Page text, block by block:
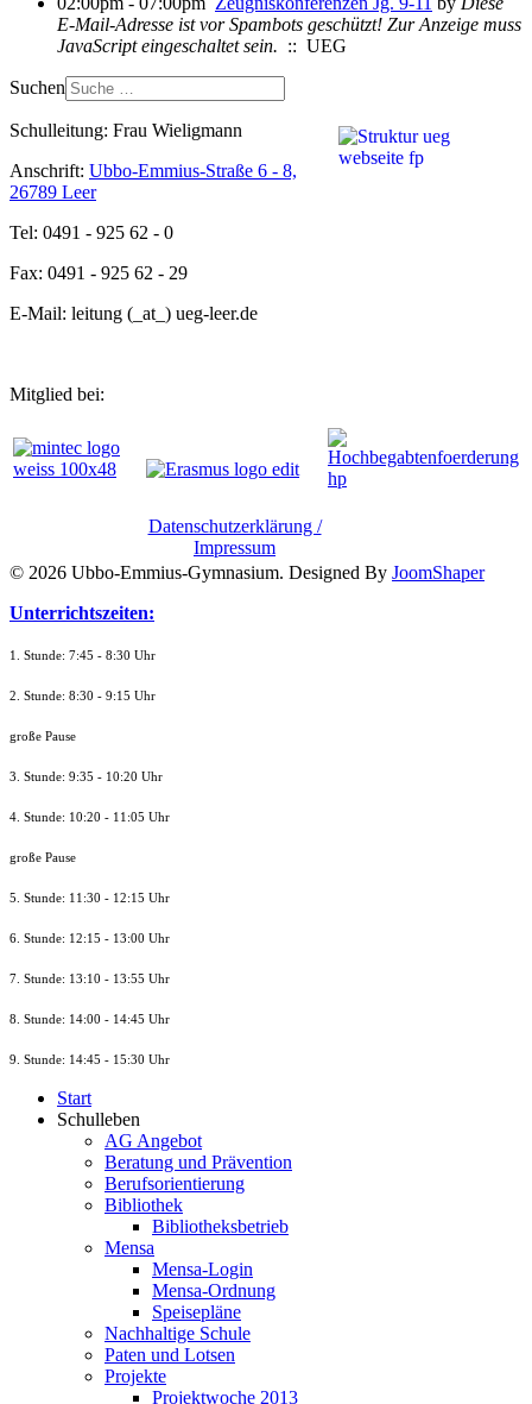
E-Mail-Adresse ist vor Spambots geschützt! Zur Anzeige muss
JavaScript eingeschaltet sein. :: UEG
Suchen
Schulleitung: Frau Wieligmann
Anschrift: Ubbo-Emmius-Straße 6 - 8,
26789 Leer
Tel: 0491 - 925 62 - 0
Fax: 0491 - 925 62 - 29
E-Mail: leitung (_at_) ueg-leer.de
Mitglied bei:
Datenschutzerklärung /
Impressum
© 2026 Ubbo-Emmius-Gymnasium. Designed By JoomShaper
Unterrichtszeiten:
1. Stunde: 7:45 - 8:30 Uhr
2. Stunde: 8:30 - 9:15 Uhr
große Pause
3. Stunde: 9:35 - 10:20 Uhr
4. Stunde: 10:20 - 11:05 Uhr
große Pause
5. Stunde: 11:30 - 12:15 Uhr
6. Stunde: 12:15 - 13:00 Uhr
7. Stunde: 13:10 - 13:55 Uhr
8. Stunde: 14:00 - 14:45 Uhr
9. Stunde: 14:45 - 15:30 Uhr
Start
Schulleben
AG Angebot
Beratung und Prävention
Berufsorientierung
Bibliothek
Bibliotheksbetrieb
Mensa
Mensa-Login
Mensa-Ordnung
Speisepläne
Nachhaltige Schule
Paten und Lotsen
Projekte
Projektwoche 2013